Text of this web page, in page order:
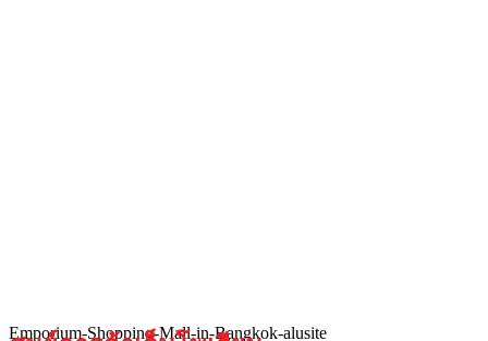
Emporium-Shopping-Mall-in-Bangkok-alusite